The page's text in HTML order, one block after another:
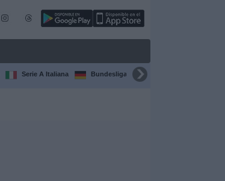
Serie A Italiana Bundesliga